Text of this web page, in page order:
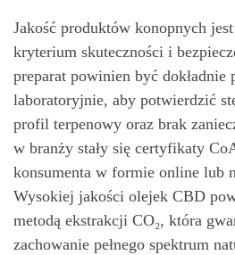
Jakość produktów konopnych
kryterium skuteczności i
preparat powinien być dokładnie
laboratoryjnie, aby potwierdzić
profil terpenowy oraz brak
w branży stały się certyfikaty
konsumenta w formie online lub
Wysokiej jakości olejek CBD
metodą ekstrakcji CO₂, która
zachowanie pełnego spektrum